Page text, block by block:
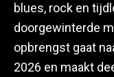
blues, rock en
doorgewinterde
opbrengst gaat
2026 en maakt